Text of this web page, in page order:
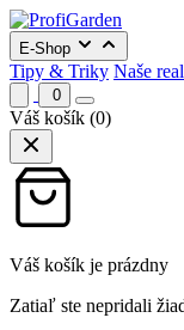
E-Shop
Tipy & Triky Naše
0
Váš košík (0)
Váš košík je prázdny
Zatiaľ ste nepridali